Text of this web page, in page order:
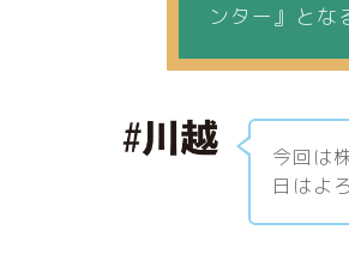
ンター』とな
今回は
日はよ